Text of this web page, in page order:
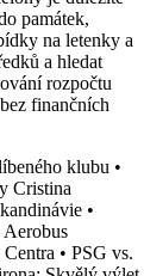
památek,
na letenky a
a hledat
rozpočtu
finančních
klubu •
Cristina
•
Aerobus
• PSG vs.